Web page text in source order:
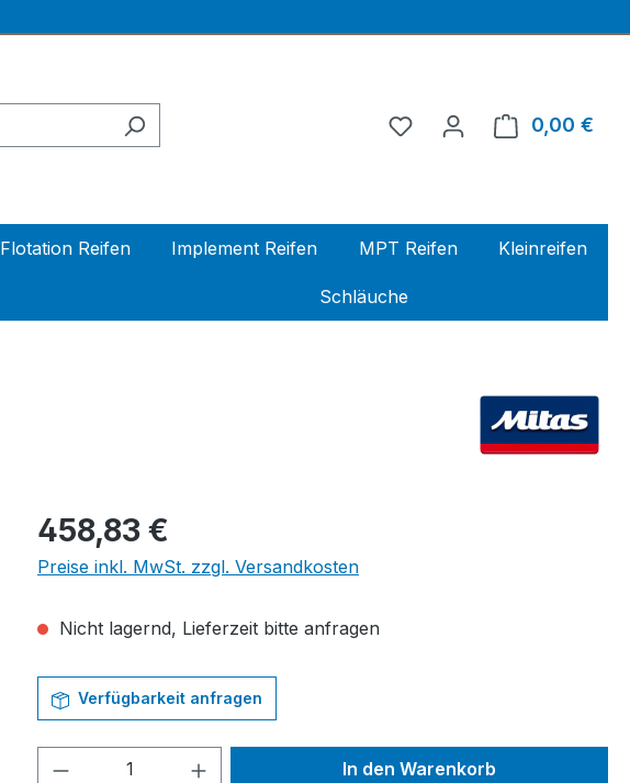
0,00 €
Flotation Reifen Implement Reifen MPT Reifen Kleinreifen
Schläuche
Regulärer Preis:
458,83 €
Preise inkl. MwSt. zzgl. Versandkosten
Nicht lagernd, Lieferzeit bitte anfragen
Verfügbarkeit anfragen
Produkt Anzahl: Gib den gewünschten Wert
In den Warenkorb